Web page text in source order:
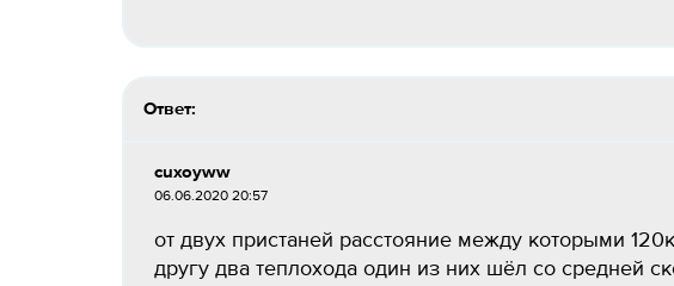
Ответ:
cuxoyww
06.06.2020 20:57
от двух пристаней расстояние между которыми
другу два теплохода один из них шёл со средней